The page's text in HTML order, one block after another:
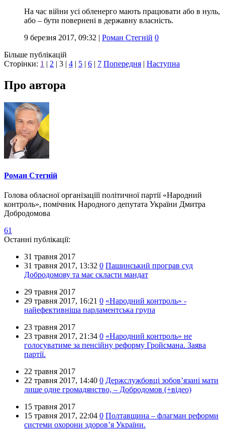
На час війни усі обленерго мають працювати або в нуль,
або – бути повернені в державну власність.
9 березня 2017, 09:32 | Роман Стегній 0
Більше публікацій
Сторінки: 1 | 2 | 3 | 4 | 5 | 6 | 7 Попередня | Наступна
Про автора
Роман Стегній
Голова обласної організаціїї політичної партії «Народний
контроль», помічник Народного депутата України Дмитра
Добродомова
61
Останні публікації:
31 травня 2017
31 травня 2017, 13:32 0 Пашинський програв суд
Добродомову та має скласти мандат
29 травня 2017
29 травня 2017, 16:21 0 «Народний контроль» -
найефективніша парламентська група
23 травня 2017
23 травня 2017, 21:34 0 «Народний контроль» не
голосуватиме за пенсійну реформу Гройсмана. Заява
партії.
22 травня 2017
22 травня 2017, 14:40 0 Держслужбовці зобов’язані мати
лише одне громадянство, – Добродомов (+відео)
15 травня 2017
15 травня 2017, 22:04 0 Полтавщина – флагман реформи
системи охорони здоров’я України.